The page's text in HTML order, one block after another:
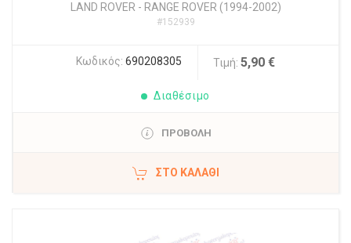
LAND ROVER - RANGE ROVER (1994-2002)
#152939
Κωδικός: 690208305 Τιμή: 5,90 €
Διαθέσιμο
ΠΡΟΒΟΛΗ
ΣΤΟ ΚΑΛΆΘΙ